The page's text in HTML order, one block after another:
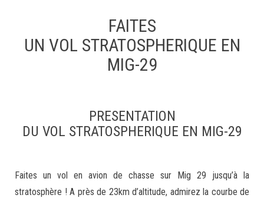
FAITES
UN VOL STRATOSPHERIQUE EN
MIG-29
PRESENTATION
DU VOL STRATOSPHERIQUE EN MIG-29
Faites un vol en avion de chasse sur Mig 29 jusqu’à la
stratosphère ! A près de 23km d’altitude, admirez la courbe de